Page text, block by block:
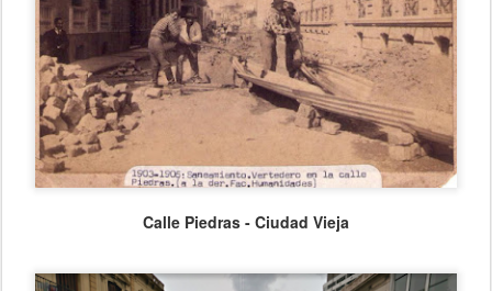
Calle Piedras - Ciudad Vieja